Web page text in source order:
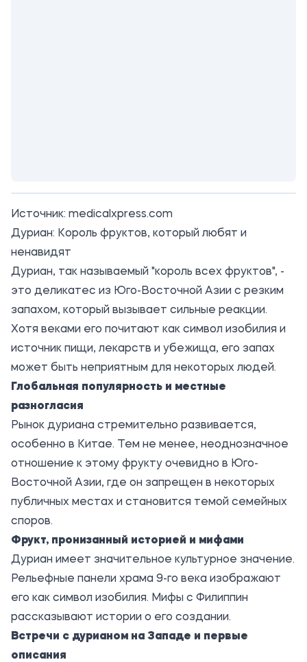
Источник: medicalxpress.com
Дуриан: Король фруктов, который любят и
ненавидят
Дуриан, так называемый "король всех фруктов", -
это деликатес из Юго-Восточной Азии с резким
запахом, который вызывает сильные реакции.
Хотя веками его почитают как символ изобилия и
источник пищи, лекарств и убежища, его запах
может быть неприятным для некоторых людей.
Глобальная популярность и местные
разногласия
Рынок дуриана стремительно развивается,
особенно в Китае. Тем не менее, неоднозначное
отношение к этому фрукту очевидно в Юго-
Восточной Азии, где он запрещен в некоторых
публичных местах и становится темой семейных
споров.
Фрукт, пронизанный историей и мифами
Дуриан имеет значительное культурное значение.
Рельефные панели храма 9-го века изображают
его как символ изобилия. Мифы с Филиппин
рассказывают истории о его создании.
Встречи с дурианом на Западе и первые
описания